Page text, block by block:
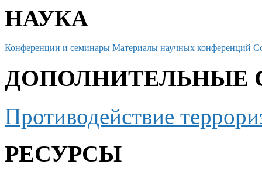
НАУКА
Конференции и семинары Материалы научных конференций
ДОПОЛНИТЕЛЬНЫЕ
Противодействие
РЕСУРСЫ